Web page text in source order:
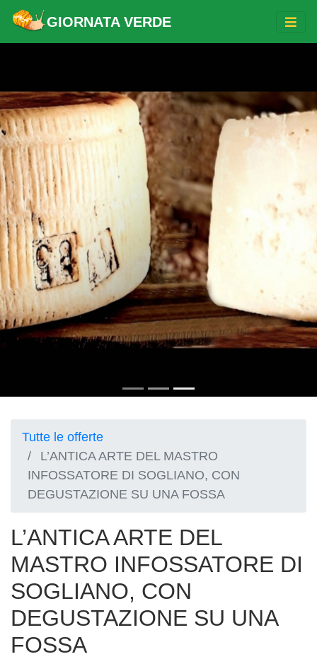
GIORNATA VERDE
Tutte le offerte
L’ANTICA ARTE DEL MASTRO
INFOSSATORE DI SOGLIANO, CON
DEGUSTAZIONE SU UNA FOSSA
L’ANTICA ARTE DEL
MASTRO INFOSSATORE DI
SOGLIANO, CON
DEGUSTAZIONE SU UNA
FOSSA